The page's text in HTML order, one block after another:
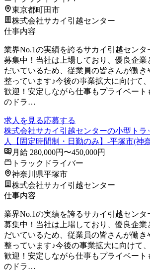
東京都町田市
株式会社サカイ引越センター
仕事内容
業界No.1の実績を誇るサカイ引越センタ
募集中！当社は上場しており、優良企業
だいているため、従業員の皆さんが働き
整っています♪今後の事業拡大に向けて
歓迎！安定しながら仕事もプライベート
のドラ…
求人を見る応募する
株式会社サカイ引越センターの小型トラ
人【固定時間制・日勤のみ】-平塚市(神
月給 280,000円〜450,000円
トラックドライバー
神奈川県平塚市
株式会社サカイ引越センター
仕事内容
業界No.1の実績を誇るサカイ引越センタ
募集中！当社は上場しており、優良企業
だいているため、従業員の皆さんが働き
整っています♪今後の事業拡大に向けて
歓迎！安定しながら仕事もプライベート
のドラ…